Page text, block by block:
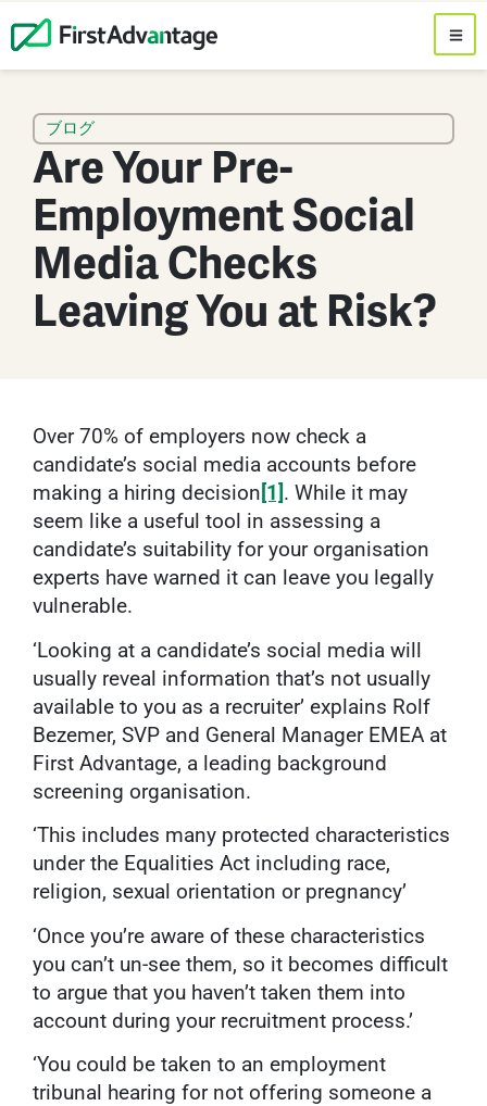
ブログ
Are Your Pre-
Employment Social
Media Checks
Leaving You at Risk?
Over 70% of employers now check a
candidate’s social media accounts before
making a hiring decision[1]. While it may
seem like a useful tool in assessing a
candidate’s suitability for your organisation
experts have warned it can leave you legally
vulnerable.
‘Looking at a candidate’s social media will
usually reveal information that’s not usually
available to you as a recruiter’ explains Rolf
Bezemer, SVP and General Manager EMEA at
First Advantage, a leading background
screening organisation.
‘This includes many protected characteristics
under the Equalities Act including race,
religion, sexual orientation or pregnancy’
‘Once you’re aware of these characteristics
you can’t un-see them, so it becomes difficult
to argue that you haven’t taken them into
account during your recruitment process.’
‘You could be taken to an employment
tribunal hearing for not offering someone a